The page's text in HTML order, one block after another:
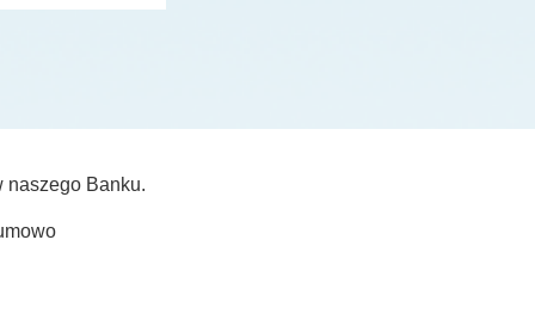
naszego Banku.